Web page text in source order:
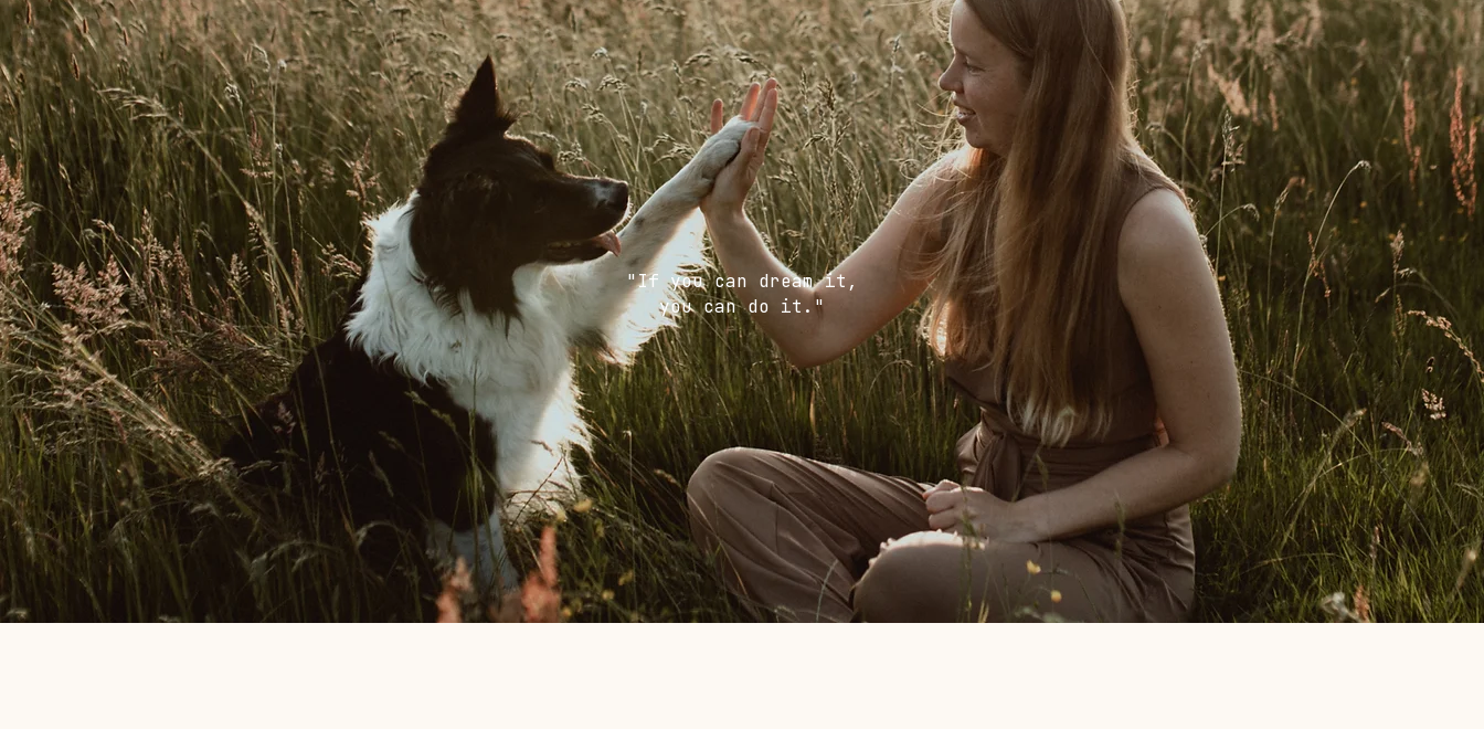
"If you can dream it,
you can do it."